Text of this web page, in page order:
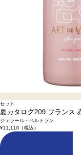
セット
夏カタログ209 フランス
ジェラール・ベルトラン
¥11,110（税込）